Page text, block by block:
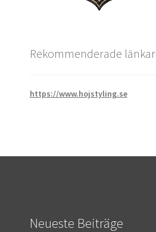
Rekommenderade länkar
https://www.hojstyling.se
Neueste Beiträge